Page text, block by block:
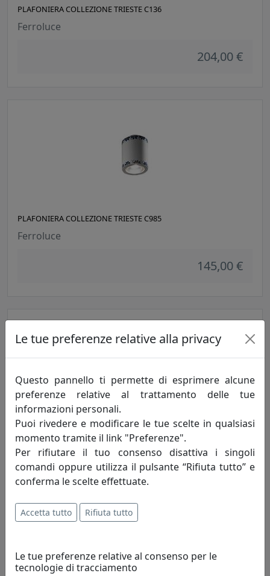
PLAFONIERA COLLEZIONE TRIESTE C136
Ferroluce
204,00 €
PLAFONIERA COLLEZIONE TRIESTE C985
Ferroluce
145,00 €
PLAFONIERA COLLEZIONE TRIESTE C986
Ferroluce
176,00 €
Le tue preferenze relative alla privacy
Questo pannello ti permette di esprimere alcune
preferenze relative al trattamento delle tue
informazioni personali.
Puoi rivedere e modificare le tue scelte in qualsiasi
momento tramite il link "Preferenze".
Per rifiutare il tuo consenso disattiva i singoli
comandi oppure utilizza il pulsante “Rifiuta tutto” e
conferma le scelte effettuate.
Accetta tutto Rifiuta tutto
Le tue preferenze relative al consenso per le
tecnologie di tracciamento